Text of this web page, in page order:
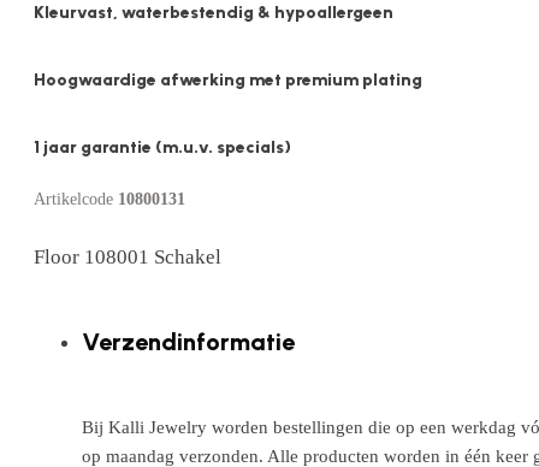
Kleurvast, waterbestendig & hypoallergeen
Hoogwaardige afwerking met premium plating
1 jaar garantie (m.u.v. specials)
Artikelcode 10800131
Floor 108001 Schakel
Verzendinformatie
Bij Kalli Jewelry worden bestellingen die op een werkdag
op maandag verzonden. Alle producten worden in één